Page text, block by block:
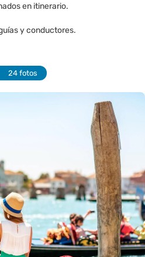
en itinerario.
y conductores.
24 fotos